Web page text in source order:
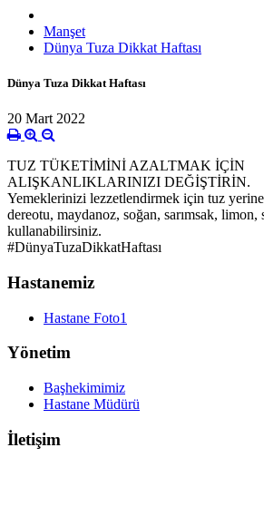
Manşet
Dünya Tuza Dikkat Haftası
Dünya Tuza Dikkat Haftası
20 Mart 2022
TUZ TÜKETİMİNİ AZALTMAK İÇİN
ALIŞKANLIKLARINIZI DEĞİŞTİRİN.
Yemeklerinizi lezzetlendirmek için tuz
dereotu, maydanoz, soğan, sarımsak,
kullanabilirsiniz.
#DünyaTuzaDikkatHaftası
Hastanemiz
Hastane Foto1
Yönetim
Başhekimimiz
Hastane Müdürü
İletişim